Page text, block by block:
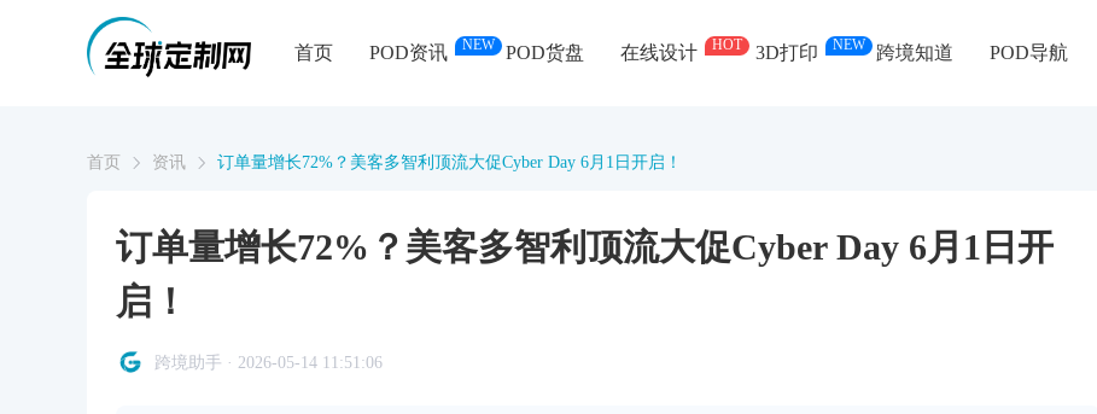
首页 POD资讯 NEW POD货盘 在线设计 HOT 3D打印 NEW 跨境知道 POD导航
首页 资讯 订单量增长72%？美客多智利顶流大促Cyber Day 6月1日开启！
订单量增长72%？美客多智利顶流大促Cyber Day 6月1日开
启！
跨境助手 · 2026-05-14 11:51:06